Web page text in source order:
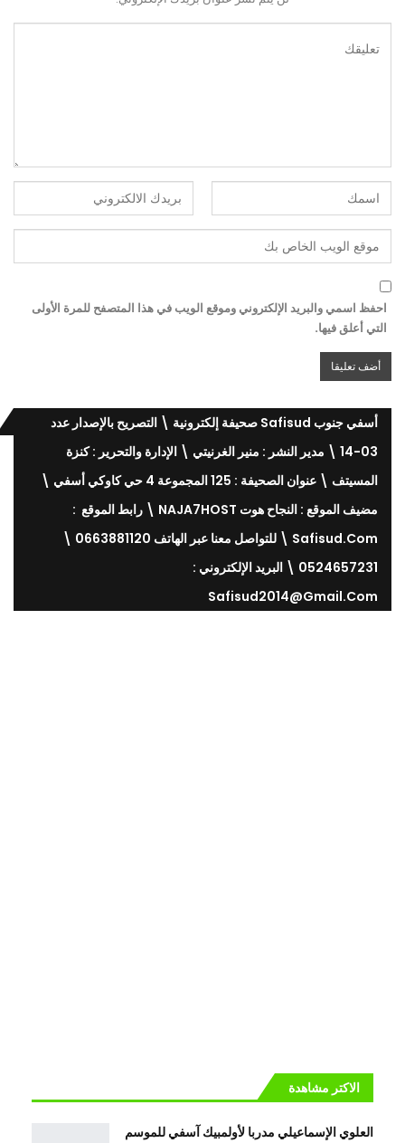
احفظ اسمي والبريد الإلكتروني وموقع الويب في هذا المتصفح للمرة الأولى
التي أعلق فيها.
أسفي جنوب Safisud صحيفة إلكترونية \ التصريح بالإصدار عدد
03-14 \ مدير النشر : منير الغرنيتي \ الإدارة والتحرير : كنزة
المسيتف \ عنوان الصحيفة : 125 المجموعة 4 حي كاوكي أسفي \
مضيف الموقع : النجاح هوت NAJA7HOST \ رابط الموقع :
Safisud.com \ للتواصل معنا عبر الهاتف 0663881120 \
0524657231 \ البريد الإلكتروني :
Safisud2014@gmail.com
الاكتر مشاهدة
العلوي الإسماعيلي مدربا لأولمبيك آسفي للموسم